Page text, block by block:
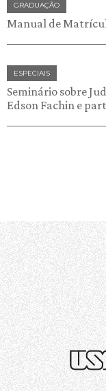
GRADUAÇÃO
Manual de
ESPECIAIS
Seminário sobre
Edson Fachin e